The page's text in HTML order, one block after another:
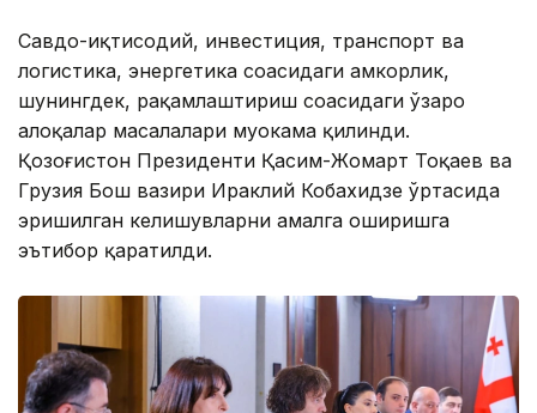
Савдо-иқтисодий, инвестиция, транспорт ва
логистика, энергетика соҳасидаги ҳамкорлик,
шунингдек, рақамлаштириш соҳасидаги ўзаро
алоқалар масалалари муҳокама қилинди.
Қозоғистон Президенти Қасим-Жомарт Тоқаев ва
Грузия Бош вазири Ираклий Кобахидзе ўртасида
эришилган келишувларни амалга оширишга
эътибор қаратилди.